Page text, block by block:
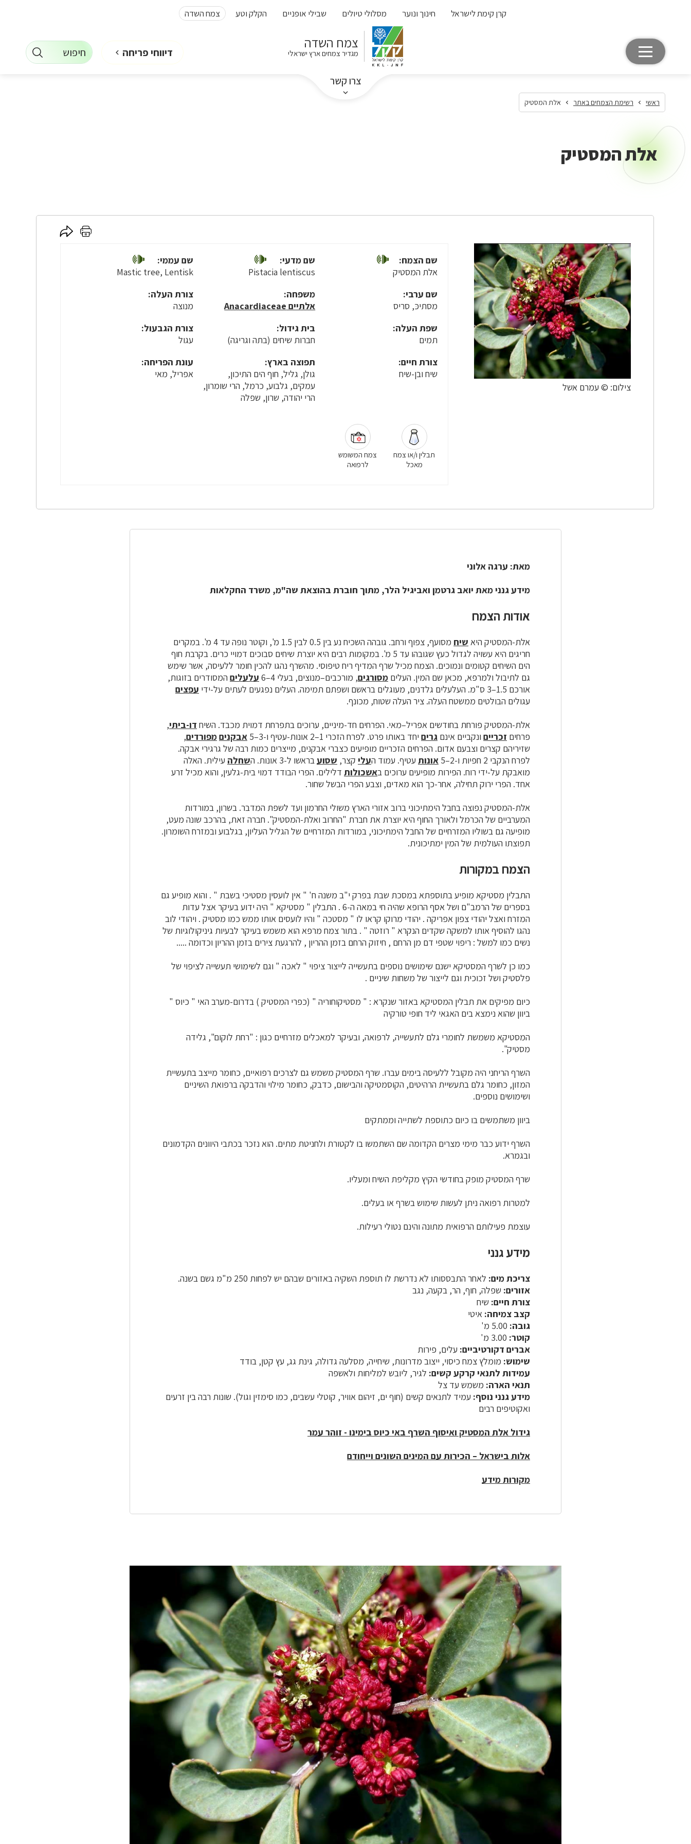
קרן קימת לישראל חינוך ונוער מסלולי טיולים שבילי אופניים הקלק וטע צמח השדה
צמח השדה
מגדיר צמחים ארץ ישראלי
צרו קשר
דיווחי פריחה חיפוש
ראשי רשימת הצמחים באתר אלת המסטיק
אלת המסטיק
צילום: © עמרם אשל
לחץ
לחץ
שם הצמח:
אלת המסטיק
שם מדעי:
Pistacia lentiscus
שם עממי:
Mastic tree, Lentisk
שם ערבי:
מסתיכּ, סריס
משפחה:
אלתיים Anacardiaceae
צורת העלה:
מנוצה
שפת העלה:
תמים
בית גידול:
חברות שיחים (בתה וגריגה)
צורת הגבעול:
עגול
צורת חיים:
שיח ובן-שיח
תפוצה בארץ:
גולן, גליל, חוף הים התיכון,
עמקים, גלבוע, כרמל, הרי שומרון,
הרי יהודה, שרון, שפלה
עונת הפריחה:
אפריל, מאי
תבלין ו/או צמח
מאכל
צמח המשומש
לרפואה
מאת: ערגה אלוני
מידע גנני מאת יואב גרטמן ואביגיל הלר, מתוך חוברת בהוצאת שה"מ, משרד החקלאות
אודות הצמח
אלת-המסטיק היא שיח
מסועף, צפוף ורחב. גובהה השכיח נע בין 0.5 לבין 1.5 מ', וקוטר נופה עד 4 מ'. במקרים
חריגים היא עשויה לגדול כעץ שגובהו עד 5 מ'. במקומות רבים היא יוצרת שיחים סבוכים דמויי כרים. בקרבת חוף
הים השיחים קטומים ונמוכים. הצמח מכיל שרף המדיף ריח טיפוסי. מהשרף נהגו להכין חומר ללעיסה, אשר שימש
גם לתיבול ולמרפא, מכאן שם המין. העלים מסורגים, מורכבים–מנוצים, בעלי 4–6 עלעלים המסודרים בזוגות,
אורכם 1.5–3 ס"מ. העלעלים גלדנים, מעוגלים בראשם ושפתם תמימה. העלים נפגעים לעתים על-ידי
עפצים
עגולים הבולטים ממשטח העלה. ציר העלה שטוח, מכונף.
אלת-המסטיק פורחת בחודשים אפריל–מאי. הפרחים חד-מיניים, ערוכים בתפרחת דמוית מכבד. השיח דו-ביתי,
פרחים זכריים ונקביים אינם גרים יחד באותו פרט. לפרח הזכרי 1–2 אונות-עטיף ו-3–5 אבקניםמפורדים,
שזיריהם קצרים וצבעם אדום. הפרחים הזכריים מופיעים כצברי אבקנים, מייצרים כמות רבה של גרגירי אבקה.
לפרח הנקבי 2 חפיות ו-2–5
אונות עטיף. עמוד העלי קצר, שסועבראשו ל-3 אונות. ה שחלה עילית. האלה
מואבקת על-ידי רוח. הפירות מופיעים ערוכים באשכולות דלילים. הפרי הבודד דמוי בית-גלעין, והוא מכיל זרע
אחד. הפרי ירוק תחילה, אחר-כך הוא מאדים, וצבע הפרי הבשל שחור.
אלת-המסטיק נפוצה בחבל הימתיכוני ברוב אזורי הארץ משולי החרמון ועד לשפת המדבר. בשרון, במורדות
המערביים של הכרמל ולאורך החוף היא יוצרת את חברת "החרוב ואלת-המסטיק". חברה זאת, בהרכב שונה מעט,
מופיעה גם בשוליו המזרחיים של החבל הימתיכוני, במורדות המזרחיים של הגליל העליון, בגלבוע ובמזרח השומרון.
תפוצתו העולמית של המין ימתיכונית.
הצמח במקורות
התבלין מסטיקא מופיע בתוספתא במסכת שבת בפרק י"ב משנה ח' " אין לועסין מסטיכי בשבת " . והוא מופיע גם
בספרים של הרמב"ם ושל אסף הרופא שהיה חי במאה ה-6 . התבלין " מסטיקא " היה ידוע בעיקר אצל עדות
המזרח ואצל יהודי צפון אפריקה . יהודי מרוקו קראו לו " מסטכה " והיו לועסים אותו ממש כמו מסטיק . ויהודי לוב
נהגו להוסיף אותו למשקה שקדים הנקרא " רוזטה " . בתור צמח מרפא הוא משמש בעיקר לבעיות גיניקולוגיות של
נשים כמו למשל : ריפוי שטפי דם מן הרחם , חיזוק הרחם בזמן ההריון , להרגעת צירים בזמן ההריון וכדומה .....
כמו כן לשרף המסטיקא ישנם שימושים נוספים בתעשייה לייצור ציפוי " לאכה " וגם לשימושי תעשייה לציפוי של
פלסטיק ושל זכוכית וגם לייצור של משחות שיניים .
כיום מפיקים את תבלין המסטיקא באזור שנקרא : " מסטיקוחוריה " (כפרי המסטיק ) בדרום-מערב האי " כיוס "
ביוון שהוא נימצא בים האגאי ליד חופי טורקיה
המסטיקא משמשת לחומרי גלם לתעשייה, לרפואה, ובעיקר למאכלים מזרחיים כגון : "רחת לוקום", גלידה
מסטיק".
השרף הריחני היה מקובל ללעיסה בימים עברו. שרף המסטיק משמש גם לצרכים רפואיים, כחומר מייצב בתעשיית
המזון, כחומר גלם בתעשיית הרהיטים, הקוסמטיקה והבישום, כדבק, כחומר מילוי והדבקה ברפואת השיניים
ושימושים נוספים.
ביוון משתמשים בו כיום כתוספת לשתייה וממתקים
השרף ידוע כבר מימי מצרים הקדומה שם השתמשו בו לקטורת ולחניטת מתים. הוא נזכר בכתבי היוונים הקדמונים
ובגמרא.
שרף המסטיק מופק בחודשי הקיץ מקליפת השיח ומעליו.
למטרות רפואה ניתן לעשות שימוש בשרף או בעלים.
עוצמת פעילותם הרפואית מתונה והינם נטולי רעילות.
מידע גנני
צריכת מים: לאחר התבססותו לא נדרשת לו תוספת השקיה באזורים שבהם יש לפחות 250 מ"מ גשם בשנה.
אזורים: שפלה, חוף, הר, בקעה, נגב
צורת חיים: שיח
קצב צמיחה: איטי
גובה:
קוטר:
אברים דקורטיביים: עלים, פירות
שימוש: מומלץ צמח כיסוי, ייצוב מדרונות, שיחייה, מסלעה גדולה, גינת גג, עץ קטן, בודד
עמידות לתנאי קרקע קשים: לגיר, ליובש למליחות ולאשפה
תנאי הארה: משמש עד צל
מידע גנני נוסף: עמיד לתנאים קשים (חוף ים, זיהום אוויר, קוטלי עשבים, כמו סימזין וגול). שונות רבה בין זרעים
ואקוטיפים רבים
גידול אלת המסטיק ואיסוף השרף באי כיוס בימינו - זוהר עמר
אלות בישראל – הכירות עם המינים השונים וייחודם
מקורות מידע